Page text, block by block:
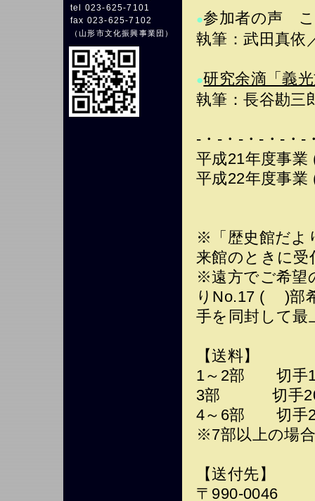
tel 023-625-7101
fax 023-625-7102
（山形市文化振興事業団 ）
●参加者の声
執筆：武田真依
●研究余滴「義
執筆：長谷勘三
-・-・-・-・-・-
平成21年度事業
平成22年度事業
※「歴史館だよ
来館のときに
※遠方でご希望
りNo.17 ( )部
手を同封して最
【送料】
1～2部 切手
3部 切手
4～6部 切手
※7部以上の場
【送付先】
〒990-0046